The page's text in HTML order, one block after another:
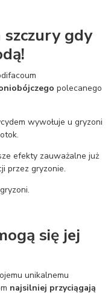
gdy
polecanego
wywołuje u gryzoni
efekty zauważalne już
przez gryzonie.
się jej
unikalnemu
najsilniej przyciągają